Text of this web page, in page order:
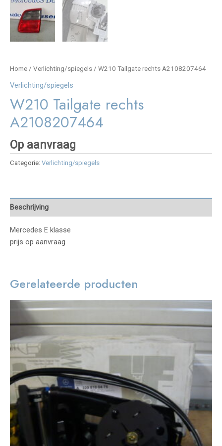
Home / Verlichting/spiegels / W210 Tailgate rechts A2108207464
Verlichting/spiegels
W210 Tailgate rechts
A2108207464
Op aanvraag
Categorie: Verlichting/spiegels
Beschrijving
Mercedes E klasse
prijs op aanvraag
Gerelateerde producten